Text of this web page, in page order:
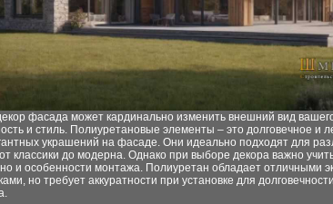
фасада может кардинально изменить внешний вид
и стиль. Полиуретановые элементы – это долговечное и
украшений на фасаде. Они идеально подходят для
классики до модерна. Однако при выборе декора важно
и особенности монтажа. Полиуретан обладает отличными
но требует аккуратности при установке для